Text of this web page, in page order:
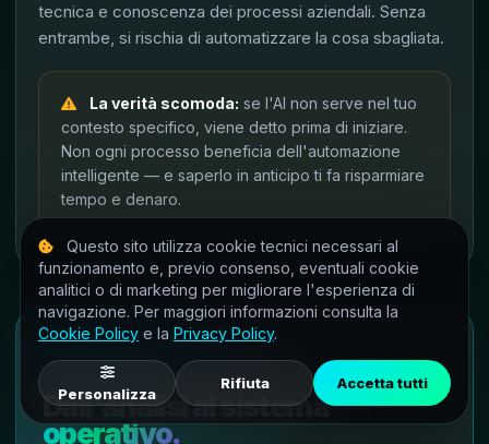
tecnica e conoscenza dei processi aziendali. Senza
entrambe, si rischia di automatizzare la cosa sbagliata.
La verità scomoda: se l'AI non serve nel tuo
contesto specifico, viene detto prima di iniziare.
Non ogni processo beneficia dell'automazione
intelligente — e saperlo in anticipo ti fa risparmiare
tempo e denaro.
Dall'analisi al sistema
operativo.
Questo sito utilizza cookie tecnici necessari al
funzionamento e, previo consenso, eventuali cookie
analitici o di marketing per migliorare l'esperienza di
navigazione. Per maggiori informazioni consulta la
Cookie Policy e la Privacy Policy.
Personalizza
Rifiuta Accetta tutti